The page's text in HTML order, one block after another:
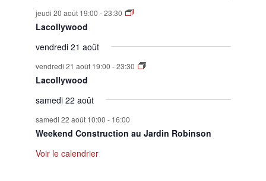
jeudi 20 août 19:00 -23:30
Lacollywood
vendredi 21 août
vendredi 21 août 19:00 -23:30
Lacollywood
samedi 22 août
samedi 22 août 10:00 - 16:00
Weekend Construction au Jardin Robinson
Voir le calendrier